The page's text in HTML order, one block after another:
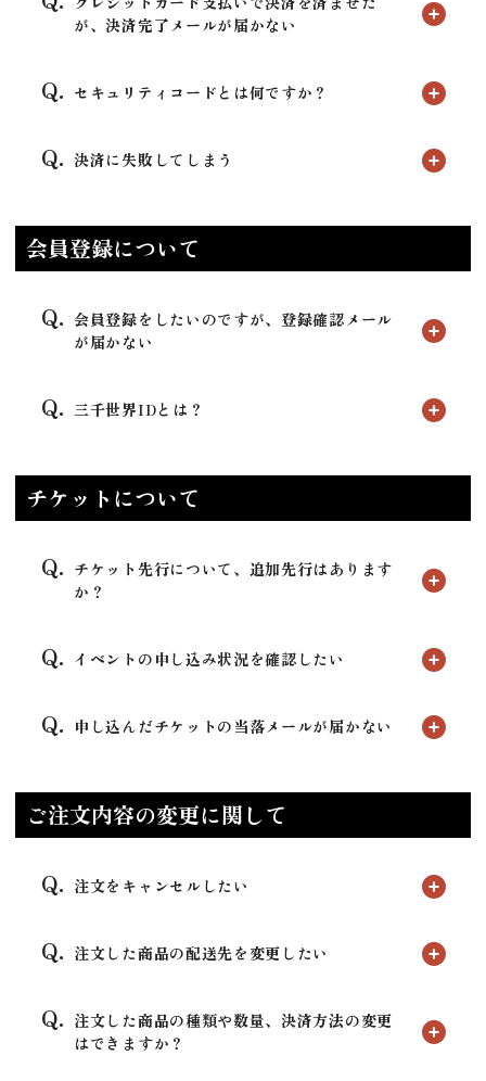
が、決済完了メールが届かない
セキュリティコードとは何ですか？
決済に失敗してしまう
会員登録について
会員登録をしたいのですが、登録確認メール
が届かない
三千世界IDとは？
チケットについて
チケット先行について、追加先行はあります
か？
イベントの申し込み状況を確認したい
申し込んだチケットの当落メールが届かない
ご注文内容の変更に関して
注文をキャンセルしたい
注文した商品の配送先を変更したい
注文した商品の種類や数量、決済方法の変更
はできますか？